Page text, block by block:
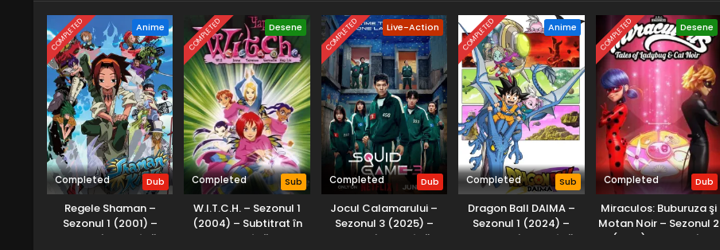
COMPLETED Anime
Completed Dub
Regele Shaman –
Sezonul 1 (2001) –
Dublat în Română
COMPLETED Desene
Completed Sub
W.I.T.C.H. – Sezonul 1
(2004) – Subtitrat în
Română
COMPLETED Live-Action
Completed Dub
Jocul Calamarului –
Sezonul 3 (2025) –
Dublat în Română
COMPLETED Anime
Completed Sub
Dragon Ball DAIMA –
Sezonul 1 (2024) –
Subtitrat în Română
COMPLETED Desene
Completed Dub
Miraculos: Buburuza şi
Motan Noir – Sezonul 2
(2017) – Dublat în